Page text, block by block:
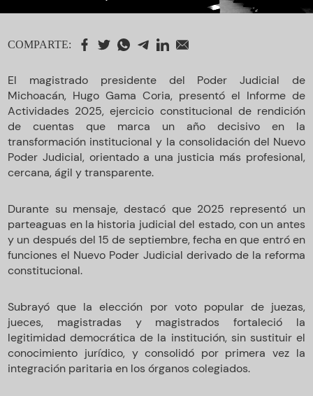
COMPARTE:
El magistrado presidente del Poder Judicial de
Michoacán, Hugo Gama Coria, presentó el Informe de
Actividades 2025, ejercicio constitucional de rendición
de cuentas que marca un año decisivo en la
transformación institucional y la consolidación del Nuevo
Poder Judicial, orientado a una justicia más profesional,
cercana, ágil y transparente.
Durante su mensaje, destacó que 2025 representó un
parteaguas en la historia judicial del estado, con un antes
y un después del 15 de septiembre, fecha en que entró en
funciones el Nuevo Poder Judicial derivado de la reforma
constitucional.
Subrayó que la elección por voto popular de juezas,
jueces, magistradas y magistrados fortaleció la
legitimidad democrática de la institución, sin sustituir el
conocimiento jurídico, y consolidó por primera vez la
integración paritaria en los órganos colegiados.